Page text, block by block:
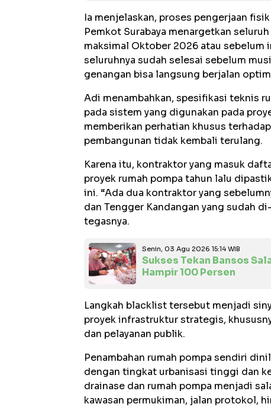
Ia menjelaskan, proses pengerjaan
Pemkot Surabaya menargetkan
maksimal Oktober 2026 atau
seluruhnya sudah selesai sebelum
genangan bisa langsung berjalan
Adi menambahkan, spesifikasi teknis
pada sistem yang digunakan pada
memberikan perhatian khusus
pembangunan tidak kembali terulang.
Karena itu, kontraktor yang masuk
proyek rumah pompa tahun lalu
ini. “Ada dua kontraktor yang
dan Tengger Kandangan yang sudah
tegasnya.
Senin, 03 Agu 2026 15:14 WIB
Sukses Tekan Bansos
Hampir 100 Persen
Langkah blacklist tersebut menjadi
proyek infrastruktur strategis,
dan pelayanan publik.
Penambahan rumah pompa sendiri
dengan tingkat urbanisasi tinggi dan
drainase dan rumah pompa menjadi
kawasan permukiman, jalan protokol,